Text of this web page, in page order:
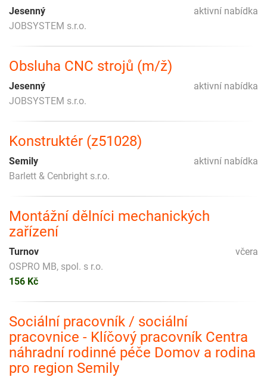
aktivní nabídka
Jesenný
JOBSYSTEM s.r.o.
Obsluha CNC strojů (m/ž)
aktivní nabídka
Jesenný
JOBSYSTEM s.r.o.
Konstruktér (z51028)
aktivní nabídka
Semily
Barlett & Cenbright s.r.o.
Montážní dělníci mechanických
zařízení
včera
Turnov
OSPRO MB, spol. s r.o.
156 Kč
Sociální pracovník / sociální
pracovnice - Klíčový pracovník Centra
náhradní rodinné péče Domov a rodina
pro region Semily